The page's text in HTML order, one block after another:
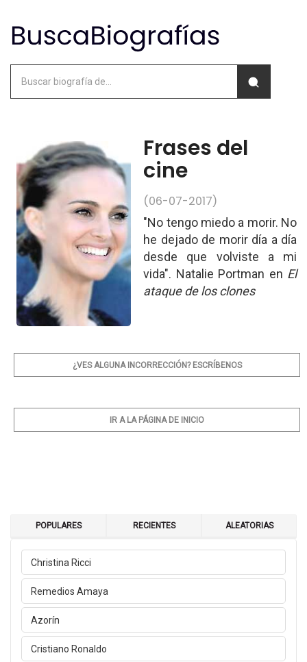
Frases del
cine
(06-07-2017)
"No tengo miedo a morir. No
he dejado de morir día a día
desde que volviste a mi
vida". Natalie Portman en El
ataque de los clones
¿VES ALGUNA INCORRECCIÓN? ESCRÍBENOS
IR A LA PÁGINA DE INICIO
POPULARES RECIENTES ALEATORIAS
Christina Ricci
Remedios Amaya
Azorín
Cristiano Ronaldo